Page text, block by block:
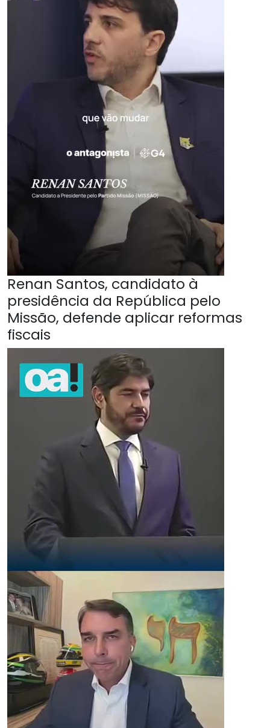
Renan Santos, candidato à
presidência da República pelo
Missão, defende aplicar reformas
fiscais